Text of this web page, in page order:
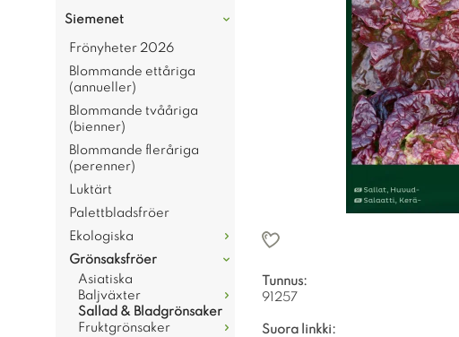
Siemenet
Frönyheter 2026
Blommande ettåriga
(annueller)
Blommande tvååriga
(bienner)
Blommande fleråriga
(perenner)
Luktärt
Palettbladsfröer
Ekologiska
Grönsaksfröer
Asiatiska
Baljväxter
Sallad & Bladgrönsaker
Fruktgrönsaker
Tunnus:
91257
Suora linkki: